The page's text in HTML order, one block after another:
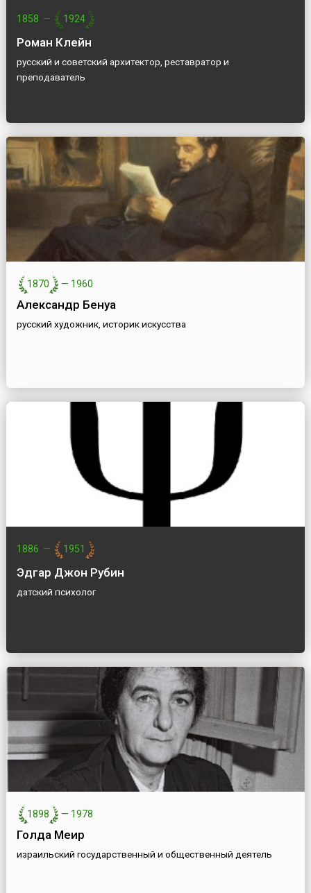
1858 — 1924
Роман Клейн
русский и советский архитектор, реставратор и
преподаватель
1870 — 1960
Александр Бенуа
русский художник, историк искусства
1886 — 1951
Эдгар Джон Рубин
датский психолог
1898 — 1978
Голда Меир
израильский государственный и общественный деятель